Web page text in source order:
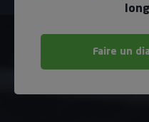
Faire un